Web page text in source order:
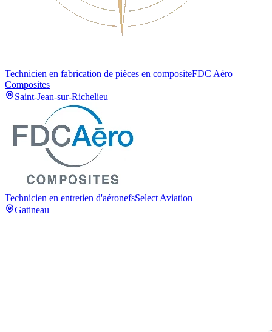
Technicien en fabrication de pièces en compositeFDC Aéro
Composites
Saint-Jean-sur-Richelieu
Technicien en entretien d'aéronefsSelect Aviation
Gatineau